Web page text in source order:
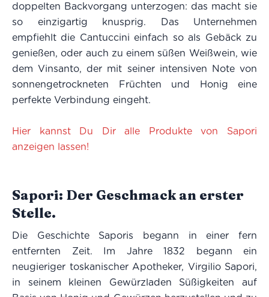
doppelten Backvorgang unterzogen: das macht sie
so einzigartig knusprig. Das Unternehmen
empfiehlt die Cantuccini einfach so als Gebäck zu
genießen, oder auch zu einem süßen Weißwein, wie
dem Vinsanto, der mit seiner intensiven Note von
sonnengetrockneten Früchten und Honig eine
perfekte Verbindung eingeht.
Hier kannst Du Dir alle Produkte von Sapori
anzeigen lassen!
Sapori: Der Geschmack an erster
Stelle.
Die Geschichte Saporis begann in einer fern
entfernten Zeit. Im Jahre 1832 begann ein
neugieriger toskanischer Apotheker, Virgilio Sapori,
in seinem kleinen Gewürzladen Süßigkeiten auf